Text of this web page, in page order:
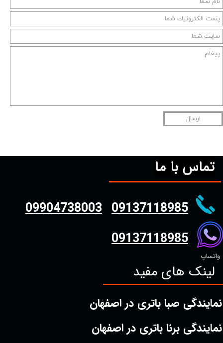
ارسال
تماس با ما
واتساپ
09904738003 09137118985
09137118985
لینک های مفید
نمایندگی صبا باتری در اصفهان
نمایندگی برنا باتری در اصفهان